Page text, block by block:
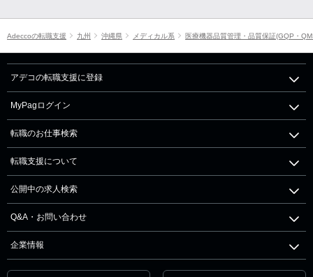
Adeccoの転職支援 九州 沖縄県 メディカル系 医療機器品質管理・品質保証(GQP・
アデコの転職支援に登録
MyPagログイン
転職のお仕事検索
転職支援について
公開中の求人検索
Q&A・お問い合わせ
企業情報